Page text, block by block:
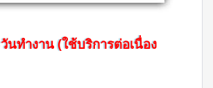
นทำงาน (ใช้บริการต่อเนื่อง